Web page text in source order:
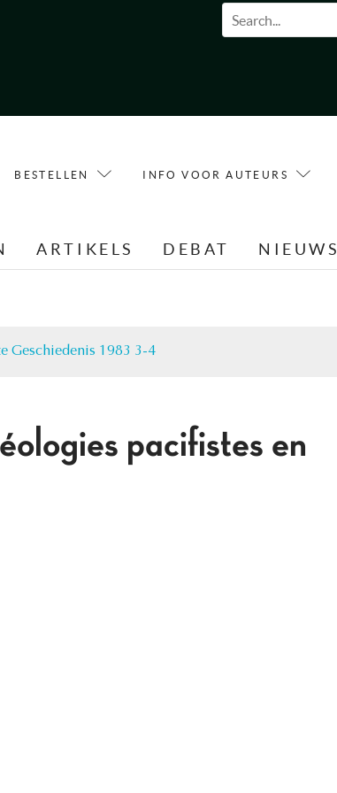
Zoekveld
BESTELLEN INFO VOOR AUTEURS
ARTIKELS DEBAT NIEUWS
Geschiedenis 1983 3-4
pacifistes en